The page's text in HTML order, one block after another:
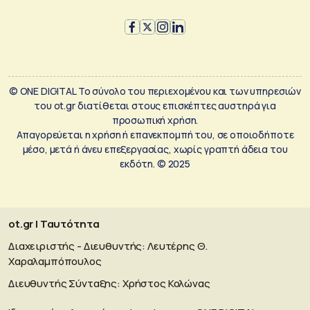
© ONE DIGITAL Το σύνολο του περιεχομένου και των υπηρεσιών
του ot.gr διατίθεται στους επισκέπτες αυστηρά για
προσωπική χρήση.
Απαγορεύεται η χρήση ή επανεκπομπή του, σε οποιοδήποτε
μέσο, μετά ή άνευ επεξεργασίας, χωρίς γραπτή άδεια του
εκδότη. © 2025
ot.gr | Ταυτότητα
Διαχειριστής - Διευθυντής: Λευτέρης Θ.
Χαραλαμπόπουλος
Διευθυντής Σύνταξης: Χρήστος Κολώνας